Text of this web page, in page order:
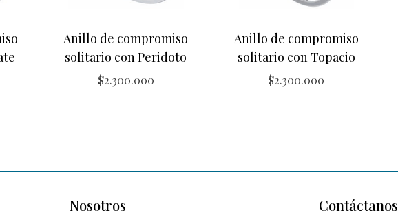
Anillo de compromiso
solitario con Peridoto
$2.300.000
Anillo de compromiso
solitario con Topacio
$2.300.000
Nosotros Contáctanos